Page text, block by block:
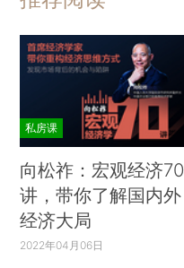
私房课
向松祚：宏观经济70
讲，带你了解国内外
经济大局
2022年04月06日